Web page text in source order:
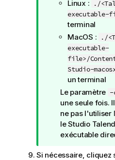
Linux :
./
executable-
terminal
MacOS :
./
executable-
file>/
Studio-
un terminal
Le paramètre -
une seule fois.
ne pas l'utiliser
leStudio Talend
exécutable
Si nécessaire, cliquez